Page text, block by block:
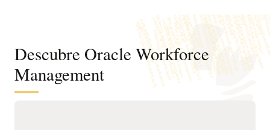
Descubre Oracle Workforce
Management